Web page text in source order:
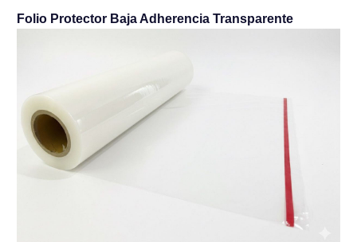
Folio Protector Baja Adherencia Transparente